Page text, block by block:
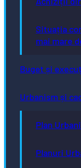
Situația
mai mare
Buget și
Urbanism și
Plan
Planuri